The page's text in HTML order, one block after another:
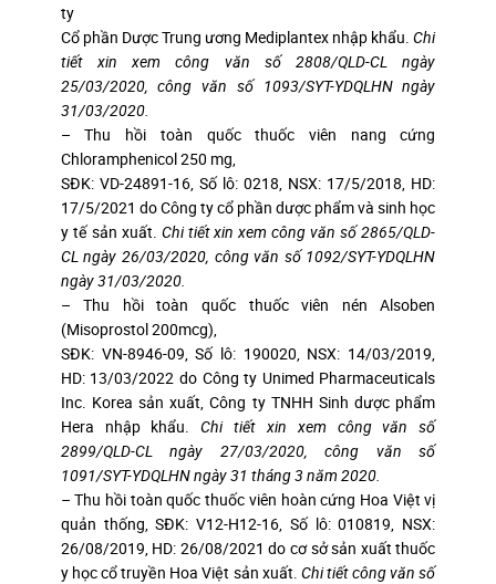
ty
Cổ phần Dược Trung ương Mediplantex nhập khẩu.Chi
tiết xin xem công văn số 2808/QLD-CL ngày
25/03/2020, công văn số 1093/SYT-YDQLHN ngày
31/03/2020.
– Thu hồi toàn quốc thuốc viên nang cứng
Chloramphenicol 250 mg,
SĐK: VD-24891-16, Số lô: 0218, NSX: 17/5/2018, HD:
17/5/2021 do Công ty cổ phần dược phẩm và sinh học
y tế sản xuất. Chi tiết xin xem công văn số 2865/QLD-
CL ngày 26/03/2020, công văn số 1092/SYT-YDQLHN
ngày 31/03/2020.
– Thu hồi toàn quốc thuốc viên nén Alsoben
(Misoprostol 200mcg),
SĐK: VN-8946-09, Số lô: 190020, NSX: 14/03/2019,
HD: 13/03/2022 do Công ty Unimed Pharmaceuticals
Inc. Korea sản xuất, Công ty TNHH Sinh dược phẩm
Hera nhập khẩu.Chi tiết xin xem công văn số
2899/QLD-CL ngày 27/03/2020, công văn số
1091/SYT-YDQLHN ngày 31 tháng 3 năm 2020.
– Thu hồi toàn quốc thuốc viên hoàn cứng Hoa Việt vị
quản thống, SĐK: V12-H12-16, Số lô: 010819, NSX:
26/08/2019, HD: 26/08/2021 do cơ sở sản xuất thuốc
y học cổ truyền Hoa Việt sản xuất. Chi tiết công văn số